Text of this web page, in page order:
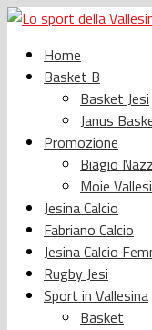
Home
Basket B
Basket Jesi
Janus
Promozione
Biagio
Moie
Jesina Calcio
Fabriano Calcio
Jesina Calcio
Rugby Jesi
Sport in Vallesina
Basket